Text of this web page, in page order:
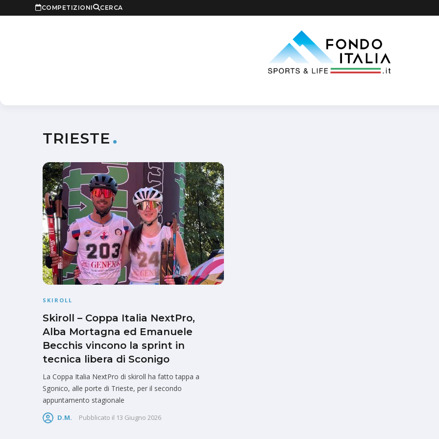
COMPETIZIONI CERCA
TRIESTE
SKIROLL
Skiroll – Coppa Italia NextPro,
Alba Mortagna ed Emanuele
Becchis vincono la sprint in
tecnica libera di Sconigo
La Coppa Italia NextPro di skiroll ha fatto tappa a
Sgonico, alle porte di Trieste, per il secondo
appuntamento stagionale
D.M. Pubblicato il 13 Giugno 2026